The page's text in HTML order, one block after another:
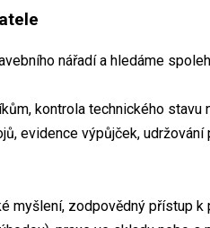
nářadí a hledáme
kontrola technického stavu
evidence výpůjček, udržování
myšlení, zodpovědný přístup